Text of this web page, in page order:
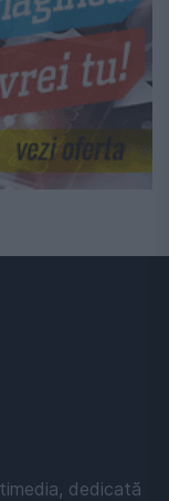
dedicată